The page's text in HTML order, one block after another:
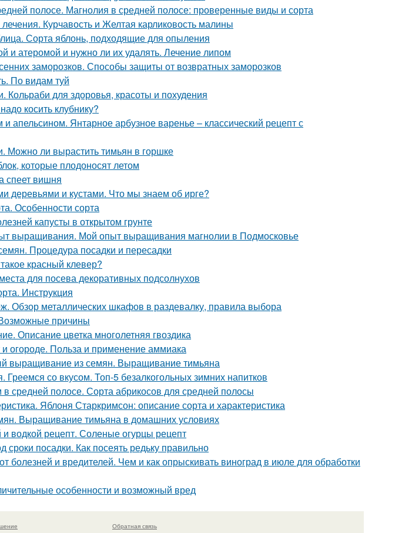
полосе. Магнолия в средней полосе: проверенные виды и сорта
Курчавость и Желтая карликовость малины
Сорта яблонь, подходящие для опыления
и атеромой и нужно ли их удалять. Лечение липом
заморозков. Способы защиты от возвратных заморозков
По видам туй
Кольраби для здоровья, красоты и похудения
косить клубнику?
апельсином. Янтарное арбузное варенье – классический рецепт с
Можно ли вырастить тимьян в горшке
которые плодоносят летом
спеет вишня
деревьями и кустами. Что мы знаем об ирге?
Особенности сорта
капусты в открытом грунте
выращивания. Мой опыт выращивания магнолии в Подмосковье
Процедура посадки и пересадки
красный клевер?
для посева декоративных подсолнухов
Инструкция
Обзор металлических шкафов в раздевалку, правила выбора
причины
Описание цветка многолетняя гвоздика
огороде. Польза и применение аммиака
выращивание из семян. Выращивание тимьяна
Греемся со вкусом. Топ-5 безалкогольных зимних напитков
в средней полосе. Сорта абрикосов для средней полосы
Яблоня Старкримсон: описание сорта и характеристика
Выращивание тимьяна в домашних условиях
водкой рецепт. Соленые огурцы рецепт
сроки посадки. Как посеять редьку правильно
болезней и вредителей. Чем и как опрыскивать виноград в июле для обработки
особенности и возможный вред
Обратная связь